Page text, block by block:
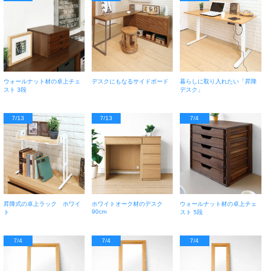
ウォールナット材の卓上チェ
スト 3段
デスクにもなるサイドボード
暮らしに取り入れたい「昇降
デスク」
7/13
昇降式の卓上ラック ホワイ
ト
7/13
ホワイトオーク材のデスク
90cm
7/4
ウォールナット材の卓上チェ
スト 5段
7/4 7/4 7/4